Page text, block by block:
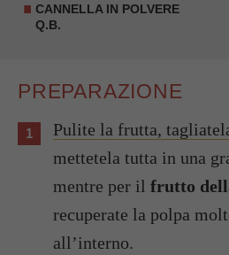
CANNELLA IN POLVERE
Q.B.
PREPARAZIONE
Pulite la frutta,
mettetela tutta in una
mentre per il frutto
recuperate la polpa
all’interno.